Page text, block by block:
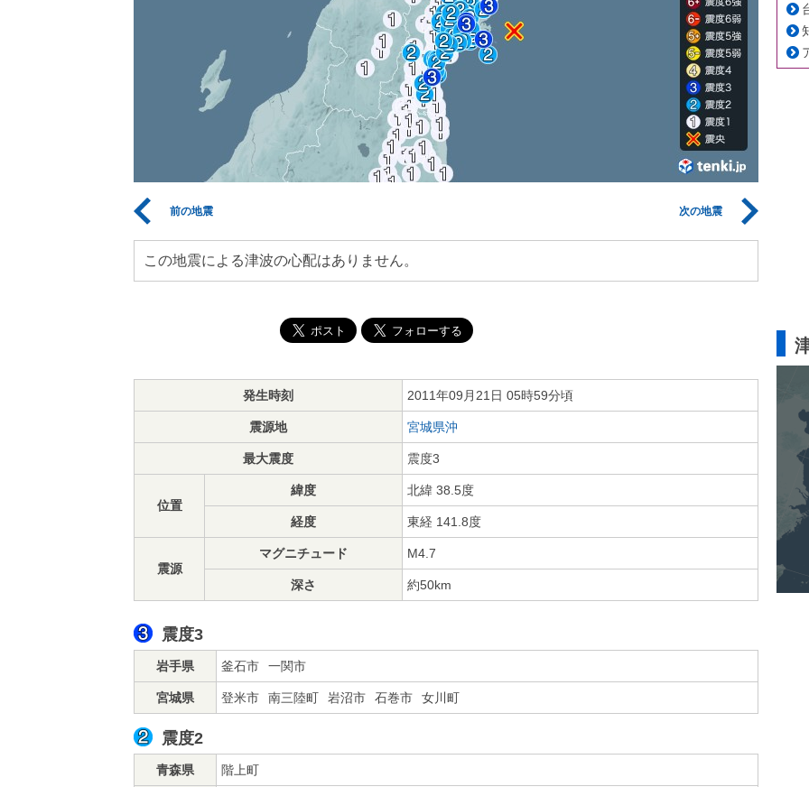
前の地震 次の地震
この地震による津波の心配はありません。
発生時刻 2011年09月21日 05時59分頃
震源地 宮城県沖
最大震度 震度3
位置
緯度 北緯 38.5度
経度 東経 141.8度
震源
マグニチュード M4.7
深さ 約50km
震度3
岩手県 釜石市 一関市
宮城県 登米市 南三陸町 岩沼市 石巻市 女川町
震度2
青森県 階上町